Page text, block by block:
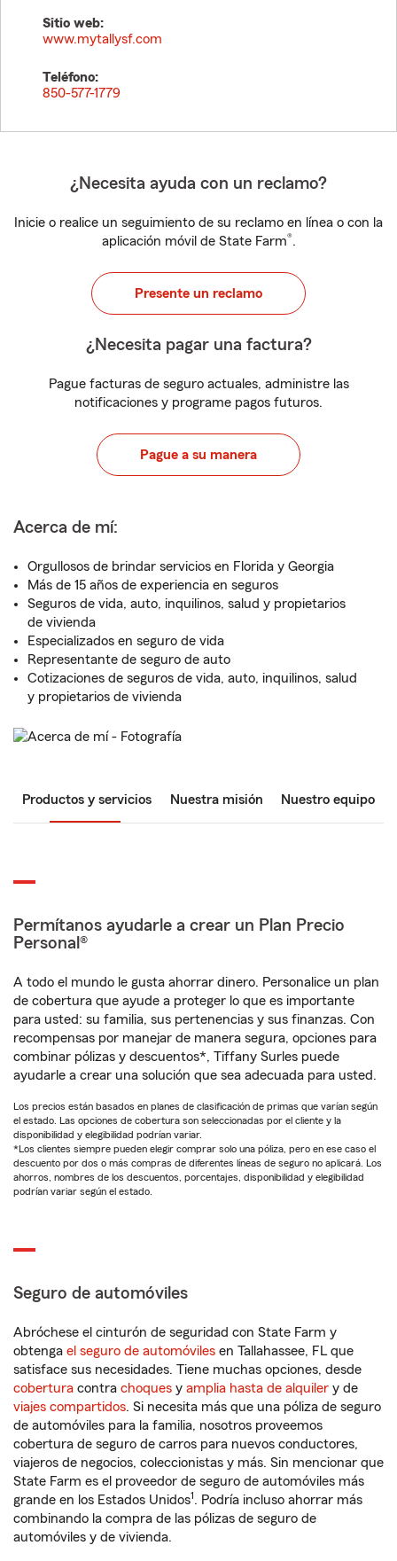
Sitio web:
www.mytallysf.com
Teléfono:
850-577-1779
¿Necesita ayuda con un reclamo?
Inicie o realice un seguimiento de su reclamo en línea o con la
aplicación móvil de State Farm®.
Presente un reclamo
¿Necesita pagar una factura?
Pague facturas de seguro actuales, administre las
notificaciones y programe pagos futuros.
Pague a su manera
Acerca de mí:
Orgullosos de brindar servicios en Florida y Georgia
Más de 15 años de experiencia en seguros
Seguros de vida, auto, inquilinos, salud y propietarios
de vivienda
Especializados en seguro de vida
Representante de seguro de auto
Cotizaciones de seguros de vida, auto, inquilinos, salud
y propietarios de vivienda
Productos y servicios Nuestra misión Nuestro equipo
Permítanos ayudarle a crear un Plan Precio
Personal®
A todo el mundo le gusta ahorrar dinero. Personalice un plan
de cobertura que ayude a proteger lo que es importante
para usted: su familia, sus pertenencias y sus finanzas. Con
recompensas por manejar de manera segura, opciones para
combinar pólizas y descuentos*, Tiffany Surles puede
ayudarle a crear una solución que sea adecuada para usted.
Los precios están basados en planes de clasificación de primas que varían según
el estado. Las opciones de cobertura son seleccionadas por el cliente y la
disponibilidad y elegibilidad podrían variar.
*Los clientes siempre pueden elegir comprar solo una póliza, pero en ese caso el
descuento por dos o más compras de diferentes líneas de seguro no aplicará. Los
ahorros, nombres de los descuentos, porcentajes, disponibilidad y elegibilidad
podrían variar según el estado.
Seguro de automóviles
Abróchese el cinturón de seguridad con State Farm y
obtenga el seguro de automóviles en Tallahassee, FL que
satisface sus necesidades. Tiene muchas opciones, desde
cobertura contra choques y amplia hasta de alquiler y de
viajes compartidos. Si necesita más que una póliza de seguro
de automóviles para la familia, nosotros proveemos
cobertura de seguro de carros para nuevos conductores,
viajeros de negocios, coleccionistas y más. Sin mencionar que
State Farm es el proveedor de seguro de automóviles más
grande en los Estados Unidos1 . Podría incluso ahorrar más
combinando la compra de las pólizas de seguro de
automóviles y de vivienda.